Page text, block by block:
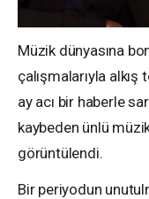
Müzik dünyasına
çalışmalarıyla
ay acı bir haberle
kaybeden ünlü
görüntülendi.
Bir periyodun